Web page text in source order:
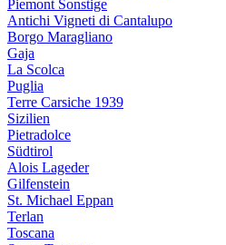
Piemont Sonstige
Antichi Vigneti di Cantalupo
Borgo Maragliano
Gaja
La Scolca
Puglia
Terre Carsiche 1939
Sizilien
Pietradolce
Südtirol
Alois Lageder
Gilfenstein
St. Michael Eppan
Terlan
Toscana